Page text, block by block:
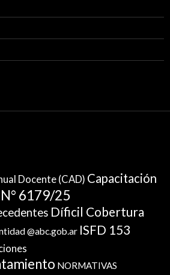
Docente (CAD) Capacitación
6179/25
Díficil Cobertura
@abc.gob.ar ISFD 153
NORMATIVAS